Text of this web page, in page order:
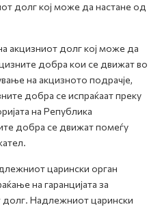
долг кој може да настане од
акцизниот долг кој може да
добра кои се движат во
на акцизното подрачје,
добра се испраќаат преку
на Република
добра се движат помеѓу
царински орган
на гаранцијата за
Надлежниот царински